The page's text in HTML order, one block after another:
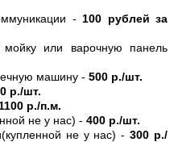
- 100 рублей за
или варочную панель
машину - 500 р./шт.
р./шт.
1100 р./п.м.
не у нас) - 400 р./шт.
не у нас) -300 р./